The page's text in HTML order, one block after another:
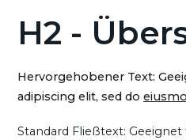
H2 -
Hervorgehobener Text:
adipiscing elit, sed do
Standard Fließtext: